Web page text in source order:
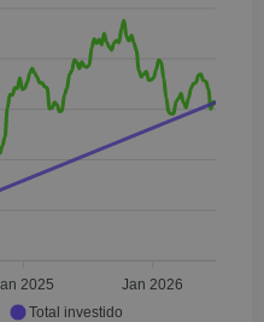
2025 Jan 2026
Total investido